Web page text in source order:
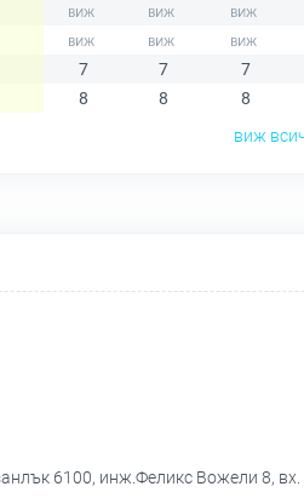
7 7 7
8 8 8
виж
6100, инж.Феликс Вожели 8, вх.